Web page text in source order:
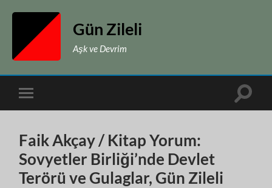
Gün Zileli
Aşk ve Devrim
Toggle
mobile
Toggle
Faik Akçay / Kitap Yorum:
Sovyetler Birliği’nde Devlet
Terörü ve Gulaglar, Gün Zileli